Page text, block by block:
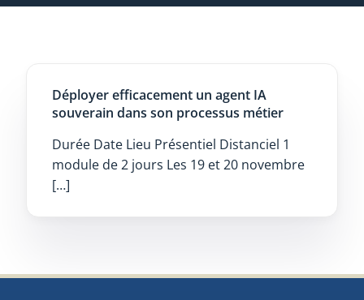
Déployer efficacement un agent IA
souverain dans son processus métier
Durée Date Lieu Présentiel Distanciel 1
module de 2 jours Les 19 et 20 novembre
[…]